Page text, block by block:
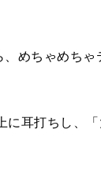
めちゃめち
に耳打ちし、